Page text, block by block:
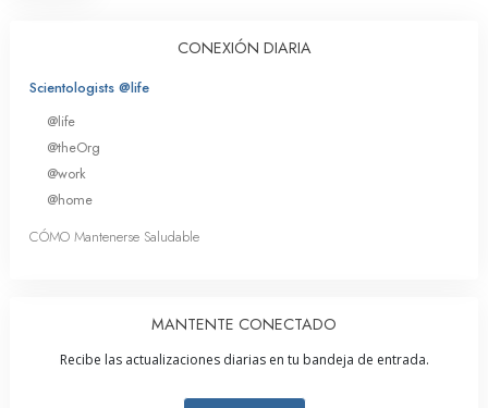
CONEXIÓN DIARIA
Scientologists @life
@life
@theOrg
@work
@home
CÓMO Mantenerse Saludable
MANTENTE CONECTADO
Recibe las actualizaciones diarias en tu bandeja de entrada.